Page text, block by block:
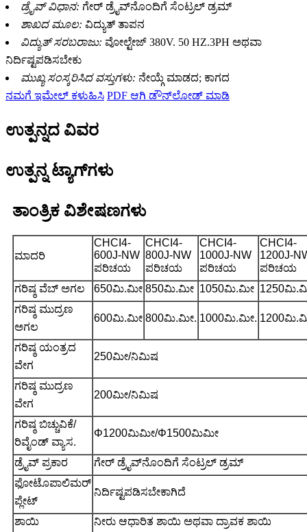
ಡ್ರೈವ್ ವಿಧಾನ: ಗೇರ್ ಡ್ರೈವ್‌ನೊಂದಿಗೆ ಸೆಂಟ್ರಲ್ ಡ್ರಮ್
ಶಾಖದ ಮೂಲ: ವಿದ್ಯುತ್ ತಾಪನ
ವಿದ್ಯುತ್ ಸರಬರಾಜು: ವೋಲ್ಟೇಜ್ 380V. 50 HZ.3PH ಅಥವಾ
ನಿರ್ದಿಷ್ಟಪಡಿಸಬೇಕು
ಮುಖ್ಯ ಸಂಸ್ಕರಿಸಿದ ವಸ್ತುಗಳು: ನೇಯ್ಗೆ ಮಾಡದ; ಕಾಗದ
ನಮಗೆ ಇಮೇಲ್ ಕಳುಹಿಸಿ PDF ಆಗಿ ಡೌನ್‌ಲೋಡ್ ಮಾಡಿ
ಉತ್ಪನ್ನದ ವಿವರ
ಉತ್ಪನ್ನ ಟ್ಯಾಗ್‌ಗಳು
ತಾಂತ್ರಿಕ ವಿಶೇಷಣಗಳು
ಮಾದರಿ
CHCI4-
600J-NW
ಪರಿಚಯ
CHCI4-
800J-NW
ಪರಿಚಯ
CHCI4-
1000J-NW
ಪರಿಚಯ
CHCI4-
1200J-
ಪರಿಚಯ
ಗರಿಷ್ಠ ವೆಬ್ ಅಗಲ
650ಮಿ.ಮೀ 850ಮಿ.ಮೀ 1050ಮಿ.ಮೀ
ಗರಿಷ್ಠ ಮುದ್ರಣ
ಅಗಲ
600ಮಿ.ಮೀ 800ಮಿ.ಮೀ. 1000ಮಿ.ಮೀ.
ಗರಿಷ್ಠ ಯಂತ್ರದ
ವೇಗ
250ಮೀ/ನಿಮಿಷ
ಗರಿಷ್ಠ ಮುದ್ರಣ
ವೇಗ
200ಮೀ/ನಿಮಿಷ
ಗರಿಷ್ಠ ಬಿಚ್ಚುವಿಕೆ/
ರಿವೈಂಡ್ ವ್ಯಾಸ.
Φ1200ಮಿಮೀ/Φ1500ಮಿಮೀ
ಡ್ರೈವ್ ಪ್ರಕಾರ
ಗೇರ್ ಡ್ರೈವ್‌ನೊಂದಿಗೆ ಸೆಂಟ್ರಲ್ ಡ್ರಮ್
ಫೋಟೊಪಾಲಿಮರ್
ಪ್ಲೇಟ್
ನಿರ್ದಿಷ್ಟಪಡಿಸಬೇಕಾಗಿದೆ
ಶಾಯಿ
ನೀರು ಆಧಾರಿತ ಶಾಯಿ ಅಥವಾ ದ್ರಾವಕ ಶಾಯಿ